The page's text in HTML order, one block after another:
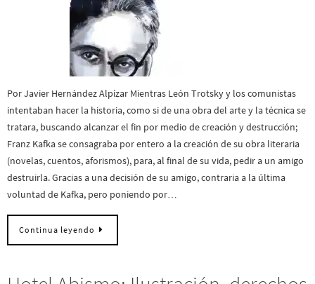
Por Javier Hernández Alpízar Mientras León Trotsky y los comunistas
intentaban hacer la historia, como si de una obra del arte y la técnica se
tratara, buscando alcanzar el fin por medio de creación y destrucción;
Franz Kafka se consagraba por entero a la creación de su obra literaria
(novelas, cuentos, aforismos), para, al final de su vida, pedir a un amigo
destruirla. Gracias a una decisión de su amigo, contraria a la última
voluntad de Kafka, pero poniendo por…
Continua leyendo